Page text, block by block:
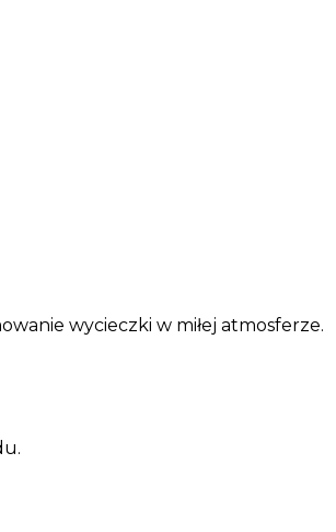
wycieczki w miłej atmosferze.